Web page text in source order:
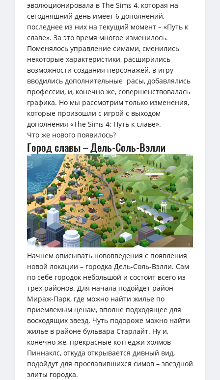
эволюционировала в The Sims 4, которая на
сегодняшний день имеет 6 дополнений,
последнее из них на текущий момент – «Путь к
славе». За это время многое изменилось.
Поменялось управление симами, сменились
некоторые характеристики, расширились
возможности создания персонажей, в игру
вводились дополнительные расы, добавлялись
профессии, и, конечно же, совершенствовалась
графика. Но мы рассмотрим только изменения,
которые произошли с игрой с выходом
дополнения «The Sims 4: Путь к славе».
Что же нового появилось?
Город славы – Дель-Соль-Вэлли
Начнем описывать нововведения с появления
новой локации – городка Дель-Соль-Вэлли. Сам
по себе городок небольшой и состоит всего из
трех районов. Для начала подойдет район
Мираж-Парк, где можно найти жилье по
приемлемым ценам, вполне подходящее для
восходящих звезд. Чуть подороже можно найти
жилье в районе бульвара Старлайт. Ну и,
конечно же, прекрасные коттеджи холмов
Пиннаклс, откуда открывается дивный вид,
подойдут для прославившихся симов – звездной
элиты городка.